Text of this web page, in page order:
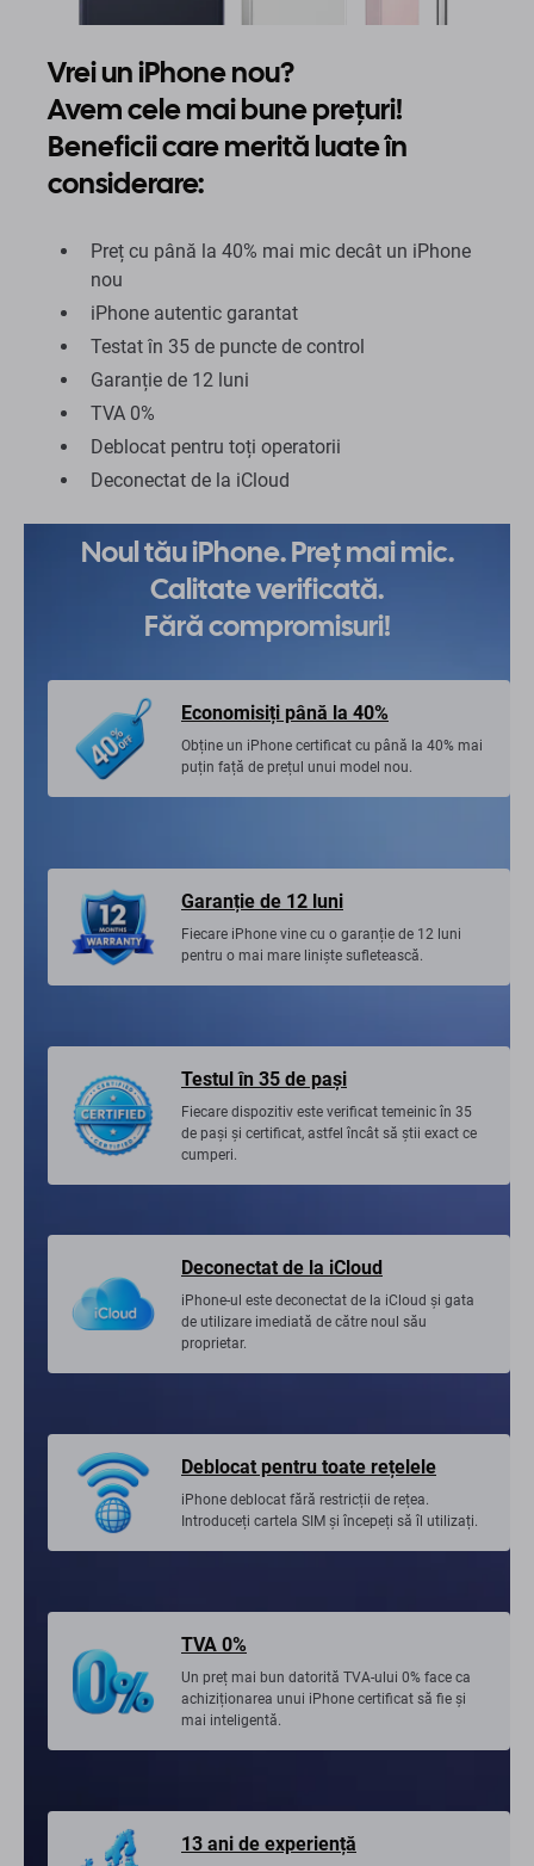
Vrei un iPhone nou?
Avem cele mai bune prețuri!
Beneficii care merită luate în
considerare:
Preț cu până la 40% mai mic decât un iPhone
nou
iPhone autentic garantat
Testat în 35 de puncte de control
Garanție de 12 luni
TVA 0%
Deblocat pentru toți operatorii
Deconectat de la iCloud
Noul tău iPhone. Preț mai mic.
Calitate verificată.
Fără compromisuri!
Economisiți până la 40%
Obține un iPhone certificat cu până la 40% mai
puțin față de prețul unui model nou.
Garanție de 12 luni
Fiecare iPhone vine cu o garanție de 12 luni
pentru o mai mare liniște sufletească.
Testul în 35 de pași
Fiecare dispozitiv este verificat temeinic în 35
de pași și certificat, astfel încât să știi exact ce
cumperi.
Deconectat de la iCloud
iPhone-ul este deconectat de la iCloud și gata
de utilizare imediată de către noul său
proprietar.
Deblocat pentru toate rețelele
iPhone deblocat fără restricții de rețea.
Introduceți cartela SIM și începeți să îl utilizați.
TVA 0%
Un preț mai bun datorită TVA-ului 0% face ca
achiziționarea unui iPhone certificat să fie și
mai inteligentă.
13 ani de experiență